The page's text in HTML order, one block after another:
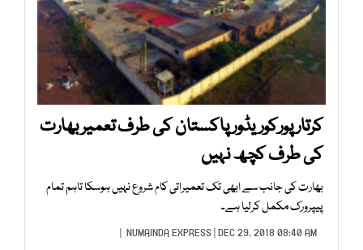
کرتارپورکوریڈور پاکستان کی طرف تعمیر بھارت
کی طرف کچھ نہیں
بھارت کی جانب سے ابھی تک تعمیراتی کام شروع نہیں ہوسکا تاہم تمام
پیپرورک مکمل کرلیا ہے۔
NUMAINDA EXPRESS| DEC 29, 2018 08:40 AM |